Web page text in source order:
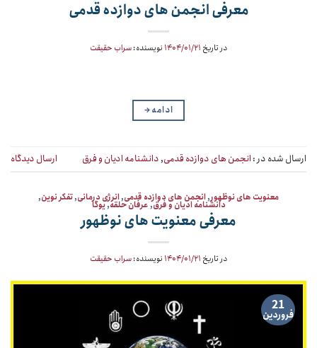
معرفی انجمن های دوازده قدمی
در تاریخ ۱۴۰۴/۰۱/۲۱ نویسنده:سراب حقیقت
ادامه→
ارسال شده در : انجمن های دوازده قدمی,دانشنامه ادیان و فرق ارسال دیدگاه
معنویت های نوظهور,انجمن های دوازده قدمی,انرژی درمانی,تفکر نوین,
دانشنامه ادیان و فرق,عرفان حلقه,یوگا
معرفی معنویت های نوظهور
در تاریخ ۱۴۰۴/۰۱/۲۱ نویسنده:سراب حقیقت
21
فروردین